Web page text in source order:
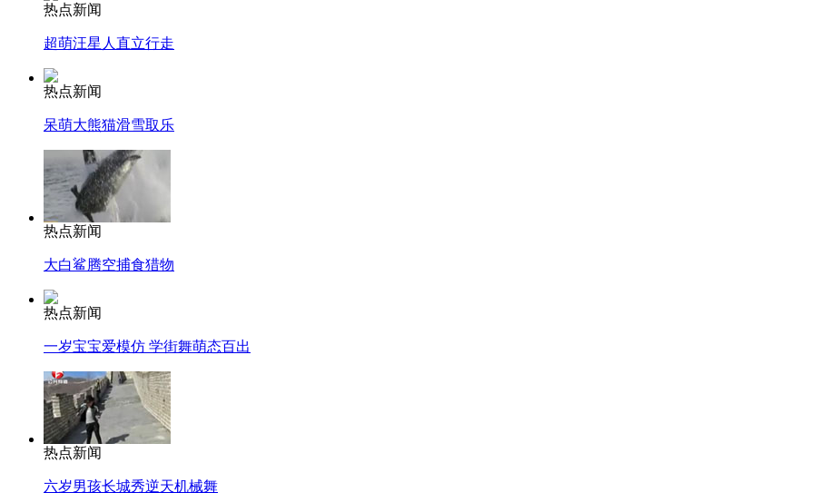
热点新闻
超萌汪星人直立行走
热点新闻
呆萌大熊猫滑雪取乐
热点新闻
大白鲨腾空捕食猎物
热点新闻
一岁宝宝爱模仿 学街舞萌态百出
热点新闻
六岁男孩长城秀逆天机械舞